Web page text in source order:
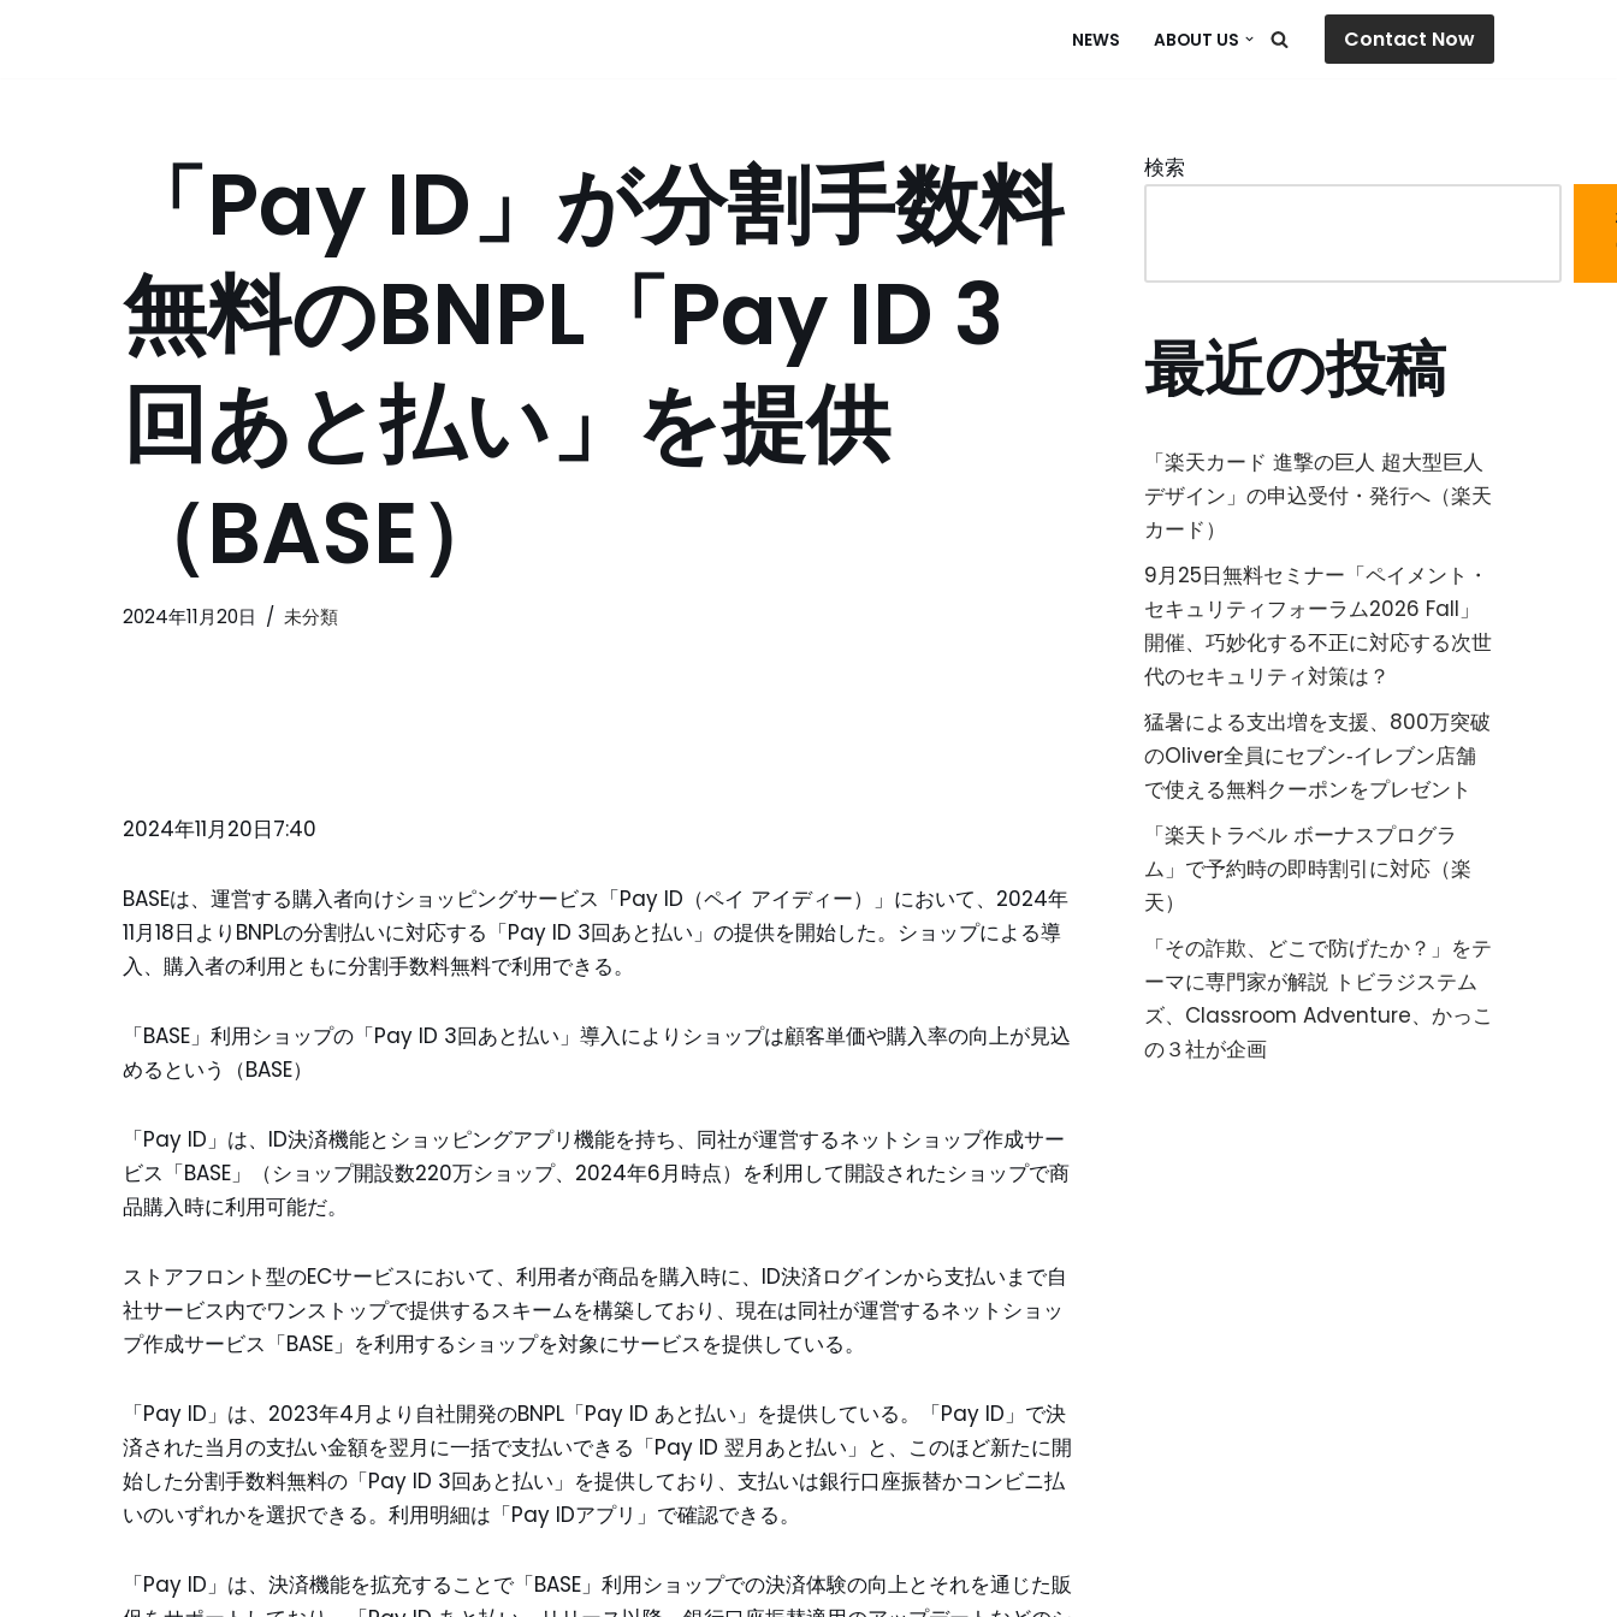
NEWS ABOUT US Contact Now
「Pay ID」が分割手数料
無料のBNPL「Pay ID 3
回あと払い」を提供
（BASE）
2024年11月20日 未分類
2024年11月20日7:40
BASEは、運営する購入者向けショッピングサービス「Pay ID（ペイ アイディー）」において、2024年
11月18日よりBNPLの分割払いに対応する「Pay ID 3回あと払い」の提供を開始した。ショップによる導
入、購入者の利用ともに分割手数料無料で利用できる。
「BASE」利用ショップの「Pay ID 3回あと払い」導入によりショップは顧客単価や購入率の向上が見込
めるという（BASE）
「Pay ID」は、ID決済機能とショッピングアプリ機能を持ち、同社が運営するネットショップ作成サー
ビス「BASE」（ショップ開設数220万ショップ、2024年6月時点）を利用して開設されたショップで商
品購入時に利用可能だ。
ストアフロント型のECサービスにおいて、利用者が商品を購入時に、ID決済ログインから支払いまで自
社サービス内でワンストップで提供するスキームを構築しており、現在は同社が運営するネットショッ
プ作成サービス「BASE」を利用するショップを対象にサービスを提供している。
「Pay ID」は、2023年4月より自社開発のBNPL「Pay ID あと払い」を提供している。「Pay ID」で決
済された当月の支払い金額を翌月に一括で支払いできる「Pay ID 翌月あと払い」と、このほど新たに開
始した分割手数料無料の「Pay ID 3回あと払い」を提供しており、支払いは銀行口座振替かコンビニ払
いのいずれかを選択できる。利用明細は「Pay IDアプリ」で確認できる。
「Pay ID」は、決済機能を拡充することで「BASE」利用ショップでの決済体験の向上とそれを通じた販
検索
最近の投稿
「楽天カード 進撃の巨人 超大型巨人
デザイン」の申込受付・発行へ（楽天
カード）
9月25日無料セミナー「ペイメント・
セキュリティフォーラム2026 Fall」
開催、巧妙化する不正に対応する次世
代のセキュリティ対策は？
猛暑による支出増を支援、800万突破
のOliver全員にセブン‐イレブン店舗
で使える無料クーポンをプレゼント
「楽天トラベル ボーナスプログラ
ム」で予約時の即時割引に対応（楽
天）
「その詐欺、どこで防げたか？」をテ
ーマに専門家が解説 トビラジステム
ズ、Classroom Adventure、かっこ
の３社が企画